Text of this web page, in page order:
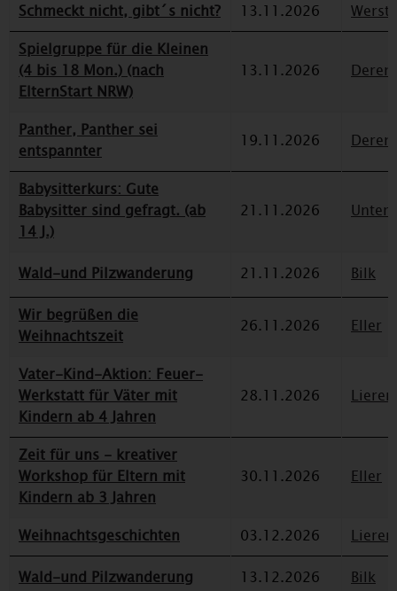
Schmeckt nicht, gibt´s nicht?
13.11.2026
Spielgruppe für die Kleinen
(4 bis 18 Mon.) (nach
ElternStart NRW)
13.11.2026
Panther, Panther sei
entspannter
19.11.2026
Babysitterkurs: Gute
Babysitter sind gefragt. (ab
14 J.)
21.11.2026
Wald-und Pilzwanderung 21.11.2026
Bilk
Wir begrüßen die
Weihnachtszeit
26.11.2026 Eller
Vater-Kind-Aktion: Feuer-
Werkstatt für Väter mit
Kindern ab 4 Jahren
28.11.2026
Zeit für uns - kreativer
Workshop für Eltern mit
Kindern ab 3 Jahren
30.11.2026 Eller
Weihnachtsgeschichten 03.12.2026
Wald-und Pilzwanderung
13.12.2026
Bilk